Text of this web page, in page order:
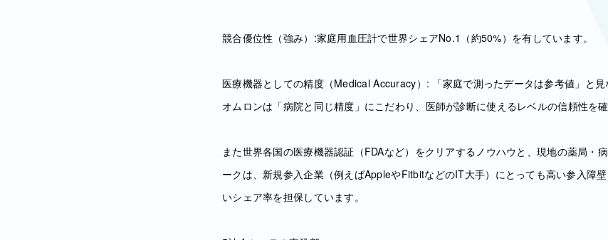
競合優位性（強み）:家庭用血圧計で世界シェアNo.1（約50%）を有しています。
医療機器としての精度（Medical Accuracy）: 「家庭で測ったデータは参考値」と見
オムロンは「病院と同じ精度」にこだわり、医師が診断に使えるレベルの信頼性を確
また世界各国の医療機器認証（FDAなど）をクリアするノウハウと、現地の薬局・
ークは、新規参入企業（例えばAppleやFitbitなどのIT大手）にとっても高い参入障
いシェア率を担保しています。